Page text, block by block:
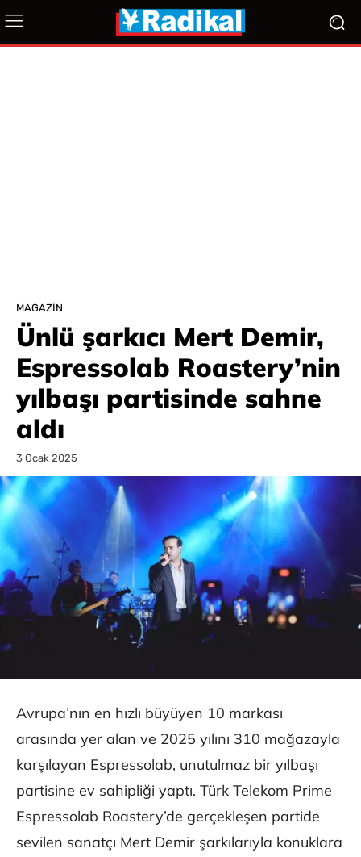
MAGAZIN
Ünlü şarkıcı Mert Demir,
Espressolab Roastery’nin
yılbaşı partisinde sahne
aldı
3 Ocak 2025
Avrupa’nın en hızlı büyüyen 10 markası
arasında yer alan ve 2025 yılını 310 mağazayla
karşılayan Espressolab, unutulmaz bir yılbaşı
partisine ev sahipliği yaptı. Türk Telekom Prime
Espressolab Roastery’de gerçekleşen partide
sevilen sanatçı Mert Demir şarkılarıyla konuklara